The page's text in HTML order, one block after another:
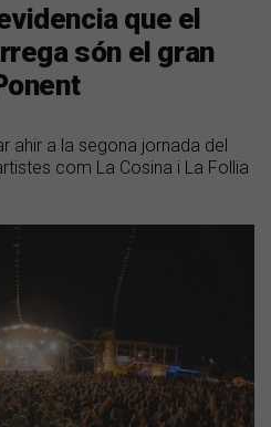
que el
són el gran
ahir a la segona jornada del
com La Cosina i La Follia